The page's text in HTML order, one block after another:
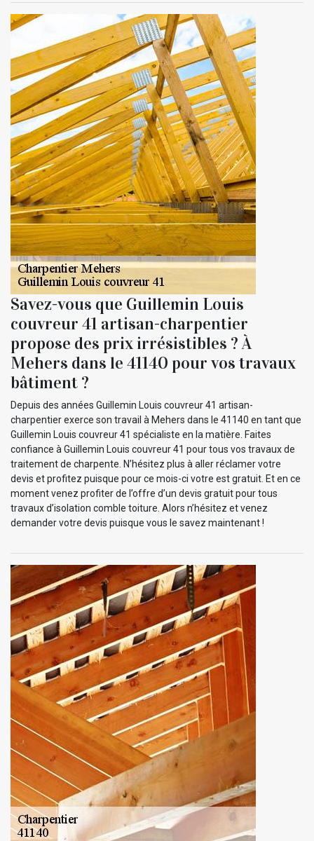
Savez-vous que Guillemin Louis
couvreur 41 artisan-charpentier
propose des prix irrésistibles ? À
Mehers dans le 41140 pour vos travaux
bâtiment ?
Depuis des années Guillemin Louis couvreur 41 artisan-
charpentier exerce son travail à Mehers dans le 41140 en tant que
Guillemin Louis couvreur 41 spécialiste en la matière. Faites
confiance à Guillemin Louis couvreur 41 pour tous vos travaux de
traitement de charpente. N’hésitez plus à aller réclamer votre
devis et profitez puisque pour ce mois-ci votre est gratuit. Et en ce
moment venez profiter de l’offre d’un devis gratuit pour tous
travaux d’isolation comble toiture. Alors n’hésitez et venez
demander votre devis puisque vous le savez maintenant !